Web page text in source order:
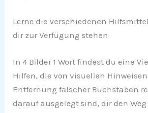
Lerne die verschiedenen
dir zur Verfügung stehen
In 4 Bilder 1 Wort findest du eine
Hilfen, die von visuellen
Entfernung falscher Buchstaben
darauf ausgelegt sind, dir den